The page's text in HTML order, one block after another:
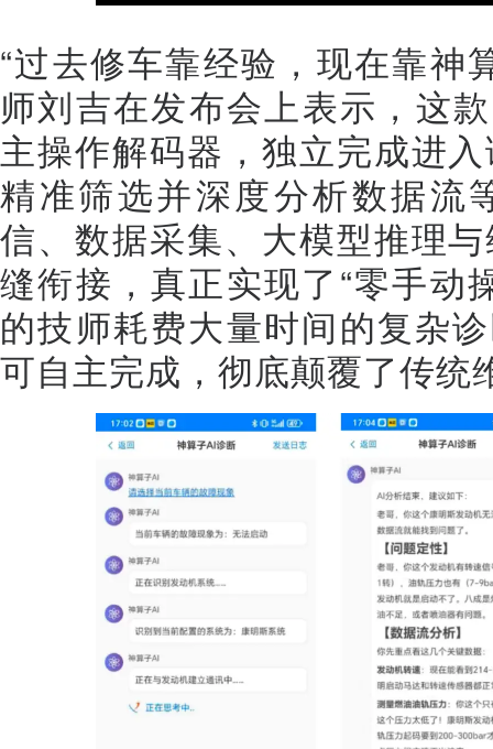
“过去修车靠经验，现在靠神
师刘吉在发布会上表示，这
主操作解码器，独立完成进
精准筛选并深度分析数据流
信、数据采集、大模型推理
缝衔接，真正实现了“零手动
的技师耗费大量时间的复杂
可自主完成，彻底颠覆了传统